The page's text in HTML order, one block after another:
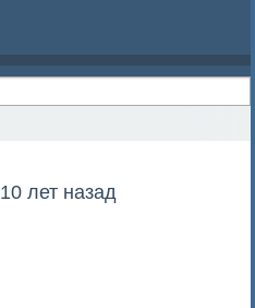
10 лет назад